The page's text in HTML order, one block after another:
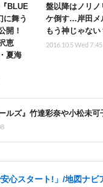
BLUE
に舞う
開！
恵
夏海
盤以降はノリノ
ケ倒す…岸田メ
もう神じゃない
2016.10.5 Wed 7:45
ルズ』竹達彩奈や小松未
安心スタート!」/地図ナビ